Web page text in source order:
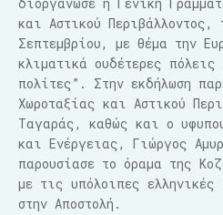
και Αστικού Περιβάλλοντος,
Σεπτεμβρίου, με θέμα την
κλιματικά ουδέτερες
πολίτες”. Στην εκδήλωση
Χωροταξίας και Αστικού
Ταγαράς, καθώς και ο
και Ενέργειας, Γιώργος
παρουσίασε το όραμα της
με τις υπόλοιπες ελληνικές
στην Αποστολή.